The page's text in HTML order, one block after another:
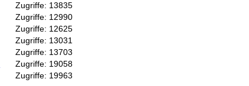
Zugriffe: 13835
Zugriffe: 12990
Zugriffe: 12625
Zugriffe: 13031
Zugriffe: 13703
Zugriffe: 19058
Zugriffe: 19963